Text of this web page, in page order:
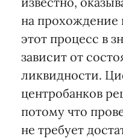
на прохождение
этот процесс в
зависит от
ликвидности.
центробанков
потому что
не требует